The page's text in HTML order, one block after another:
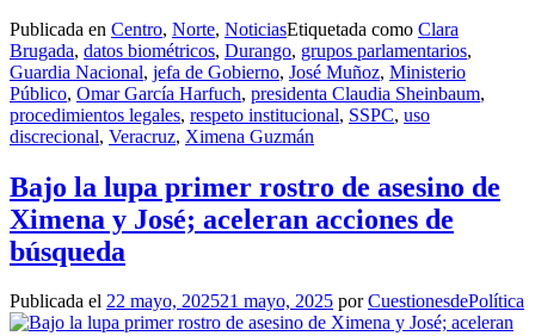
Publicada en Centro, Norte, NoticiasEtiquetada como Clara
Brugada, datos biométricos, Durango, grupos parlamentarios,
Guardia Nacional, jefa de Gobierno, José Muñoz, Ministerio
Público, Omar García Harfuch, presidenta Claudia Sheinbaum,
procedimientos legales, respeto institucional, SSPC, uso
discrecional, Veracruz, Ximena Guzmán
Bajo la lupa primer rostro de asesino de
Ximena y José; aceleran acciones de
búsqueda
Publicada el 22 mayo, 202521 mayo, 2025 porCuestionesdePolítica